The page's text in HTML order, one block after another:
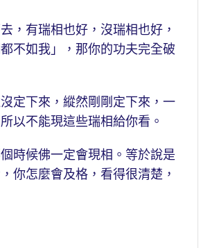
有瑞相也好，沒瑞相也好，
不如我」，那你的功夫完全破
定下來，縱然剛剛定下來，一
以不能現這些瑞相給你看。
時候佛一定會現相。等於說是
你怎麼會及格，看得很清楚，